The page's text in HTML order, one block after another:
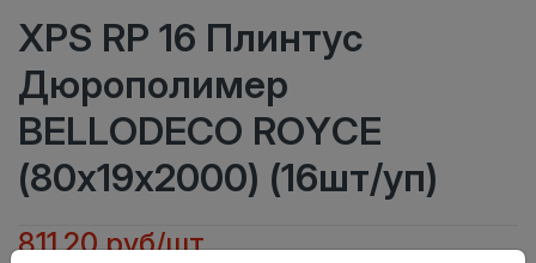
XPS RP 16 Плинтус
Дюрополимер
BELLODECO ROYCE
(80х19x2000) (16шт/уп)
811.20 руб/шт